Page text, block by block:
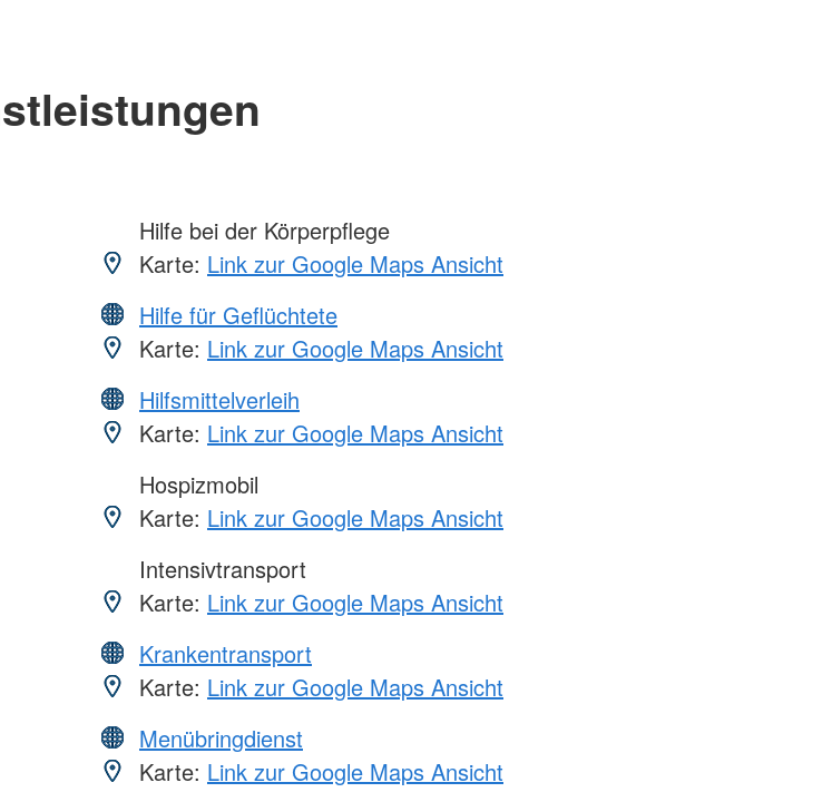
Hilfe bei der Körperpflege
Karte: Link zur Google Maps Ansicht
Hilfe für Geflüchtete
Karte: Link zur Google Maps Ansicht
Hilfsmittelverleih
Karte: Link zur Google Maps Ansicht
Hospizmobil
Karte: Link zur Google Maps Ansicht
Intensivtransport
Karte: Link zur Google Maps Ansicht
Krankentransport
Karte: Link zur Google Maps Ansicht
Menübringdienst
Karte: Link zur Google Maps Ansicht